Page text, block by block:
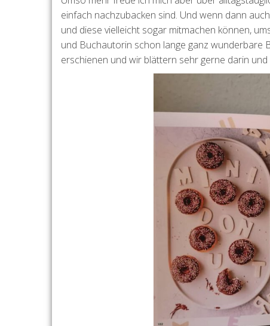
einfach nachzubacken sind. Und wenn dann
und diese vielleicht sogar mitmachen können,
und Buchautorin schon lange ganz wunderbare
erschienen und wir blättern sehr gerne darin